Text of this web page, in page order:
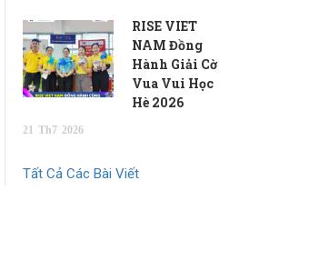
RISE VIET
NAM Đồng
Hành Giải Cờ
Vua Vui Học
Hè 2026
21 Th7 2026
Tất Cả Các Bài Viết